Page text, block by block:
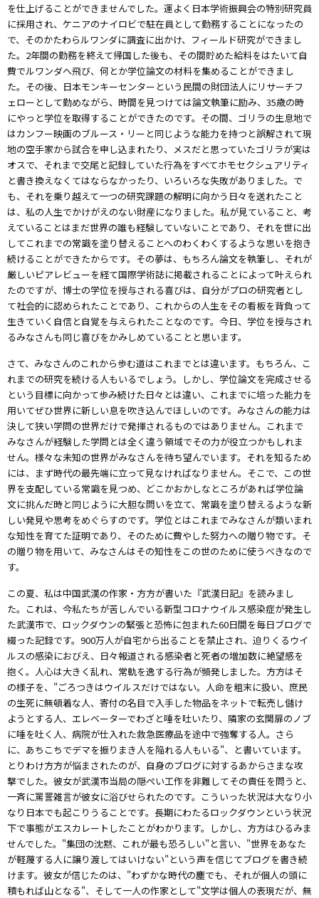
を仕上げることができませんでした。運よく日本学術振興会の特別研究員
に採用され、ケニアのナイロビで駐在員として勤務することになったの
で、そのかたわらルワンダに調査に出かけ、フィールド研究ができまし
た。2年間の勤務を終えて帰国した後も、その間貯めた給料をはたいて自
費でルワンダへ飛び、何とか学位論文の材料を集めることができまし
た。その後、日本モンキーセンターという民間の財団法人にリサーチフ
ェローとして勤めながら、時間を見つけては論文執筆に励み、35歳の時
にやっと学位を取得することができたのです。その間、ゴリラの生息地で
はカンフー映画のブルース・リーと同じような能力を持つと誤解されて現
地の空手家から試合を申し込まれたり、メスだと思っていたゴリラが実は
オスで、それまで交尾と記録していた行為をすべてホモセクシュアリティ
と書き換えなくてはならなかったり、いろいろな失敗がありました。で
も、それを乗り越えて一つの研究課題の解明に向かう日々を送れたこと
は、私の人生でかけがえのない財産になりました。私が見ていること、考
えていることはまだ世界の誰も経験していないことであり、それを世に出
してこれまでの常識を塗り替えることへのわくわくするような思いを抱き
続けることができたからです。その夢は、もちろん論文を執筆し、それが
厳しいピアレビューを経て国際学術誌に掲載されることによって叶えられ
たのですが、博士の学位を授与される喜びは、自分がプロの研究者とし
て社会的に認められたことであり、これからの人生をその看板を背負って
生きていく自信と自覚を与えられたことなのです。今日、学位を授与され
るみなさんも同じ喜びをかみしめていることと思います。
さて、みなさんのこれから歩む道はこれまでとは違います。もちろん、こ
れまでの研究を続ける人もいるでしょう。しかし、学位論文を完成させる
という目標に向かって歩み続けた日々とは違い、これまでに培った能力を
用いてぜひ世界に新しい息を吹き込んでほしいのです。みなさんの能力は
決して狭い学問の世界だけで発揮されるものではありません。これまで
みなさんが経験した学問とは全く違う領域でその力が役立つかもしれま
せん。様々な未知の世界がみなさんを待ち望んでいます。それを知るため
には、まず時代の最先端に立って見なければなりません。そこで、この世
界を支配している常識を見つめ、どこかおかしなところがあれば学位論
文に挑んだ時と同じように大胆な問いを立て、常識を塗り替えるような新
しい発見や思考をめぐらすのです。学位とはこれまでみなさんが類いまれ
な知性を育てた証明であり、そのために費やした努力への贈り物です。そ
の贈り物を用いて、みなさんはその知性をこの世のために使うべきなので
す。
この夏、私は中国武漢の作家・方方が書いた『武漢日記』を読みまし
た。これは、今私たちが苦しんでいる新型コロナウイルス感染症が発生し
た武漢市で、ロックダウンの緊張と恐怖に包まれた60日間を毎日ブログで
綴った記録です。900万人が自宅から出ることを禁止され、迫りくるウイ
ルスの感染におびえ、日々報道される感染者と死者の増加数に絶望感を
抱く。人心は大きく乱れ、常軌を逸する行為が頻発しました。方方はそ
の様子を、"ごろつきはウイルスだけではない。人命を粗末に扱い、庶民
の生死に無頓着な人、寄付の名目で入手した物品をネットで転売し儲け
ようとする人、エレベーターでわざと唾を吐いたり、隣家の玄関扉のノブ
に唾を吐く人、病院が仕入れた救急医療品を途中で強奪する人。さら
に、あちこちでデマを振りまき人を陥れる人もいる"、と書いています。
とりわけ方方が悩まされたのが、自身のブログに対するあからさまな攻
撃でした。彼女が武漢市当局の隠ぺい工作を非難してその責任を問うと、
一斉に罵詈雑言が彼女に浴びせられたのです。こういった状況は大なり小
なり日本でも起こりうることです。長期にわたるロックダウンという状況
下で事態がエスカレートしたことがわかります。しかし、方方はひるみま
せんでした。"集団の沈黙、これが最も恐ろしい"と言い、"世界をあなた
が軽蔑する人に譲り渡してはいけない"という声を信じてブログを書き続
けます。彼女が信じたのは、"わずかな時代の塵でも、それが個人の頭に
積もれば山となる"、そして一人の作家として"文学は個人の表現だが、無